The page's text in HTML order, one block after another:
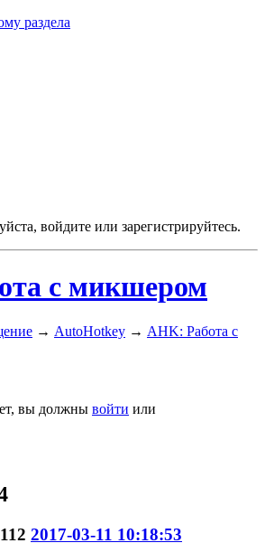
раздела
войдите или зарегистрируйтесь.
с микшером
→ AutoHotkey → AHK: Работа с
вы должны войти или
2017-03-11 10:18:53